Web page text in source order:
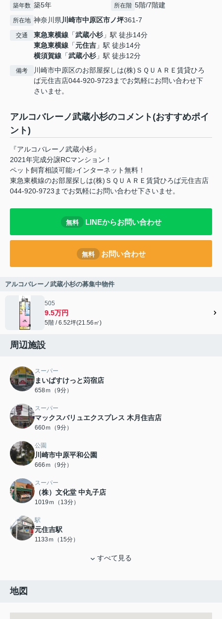
築年数 築5年 所在階 5階/7階建
所在地 神奈川県川崎市中原区市ノ坪361-7
交通 東急東横線 「武蔵小杉 」駅 徒歩14分
東急東横線 「元住吉 」駅 徒歩14分
横須賀線 「武蔵小杉 」駅 徒歩12分
備考
川崎市中原区のお部屋探しは(株)ＳＱＵＡＲＥ賃貸ひろ
ば元住吉店044-920-9723までお気軽にお問い合わせ下
さいませ。
アルコバレーノ武蔵小杉のコメント(おすすめポイ
ント)
『アルコバレーノ武蔵小杉』
2021年完成分譲RCマンション！
ペット飼育相談可能♪インターネット無料！
東急東横線のお部屋探しは(株)ＳＱＵＡＲＥ賃貸ひろば元住吉店
044-920-9723までお気軽にお問い合わせ下さいませ。
無料 LINEからお問い合わせ
無料 お問い合わせ
アルコバレーノ武蔵小杉の募集中物件
505
9.5万円
5階 / 6.52坪(21.56㎡)
周辺施設
スーパー
まいばすけっと苅宿店
658ｍ（9分）
スーパー
マックスバリュエクスプレス 木月住吉店
660ｍ（9分）
公園
川崎市中原平和公園
666ｍ（9分）
スーパー
（株）文化堂 中丸子店
1019ｍ（13分）
駅
元住吉駅
1133ｍ（15分）
すべて見る
地図